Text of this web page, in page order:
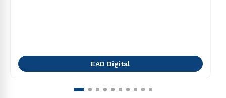
EAD Digital